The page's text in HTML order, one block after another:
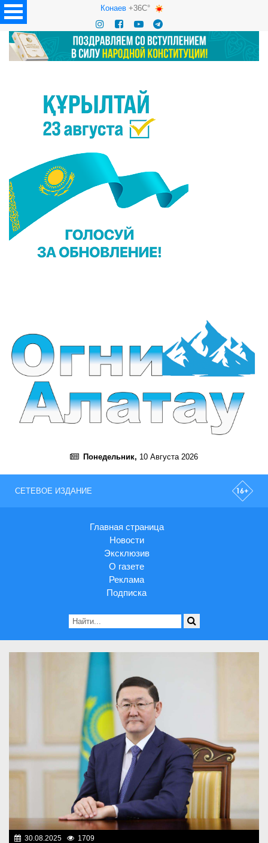
Конаев+36C°
Понедельник, 10 Августа 2026
СЕТЕВОЕ ИЗДАНИЕ
Главная страница
Новости
Эксклюзив
О газете
Реклама
Подписка
30.08.2025 1709